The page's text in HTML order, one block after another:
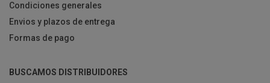
Condiciones generales
Envios y plazos de entrega
Formas de pago
BUSCAMOS DISTRIBUIDORES